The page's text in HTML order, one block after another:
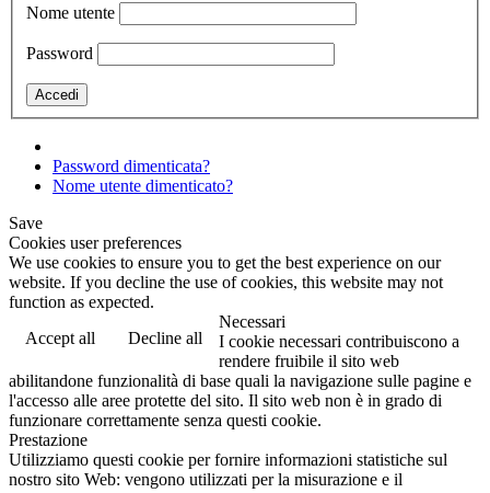
Nome utente
Password
Password dimenticata?
Nome utente dimenticato?
Save
Cookies user preferences
We use cookies to ensure you to get the best experience on our
website. If you decline the use of cookies, this website may not
function as expected.
Accept all
Decline all
Necessari
I cookie necessari contribuiscono a
rendere fruibile il sito web
abilitandone funzionalità di base quali la navigazione sulle pagine e
l'accesso alle aree protette del sito. Il sito web non è in grado di
funzionare correttamente senza questi cookie.
Prestazione
Utilizziamo questi cookie per fornire informazioni statistiche sul
nostro sito Web: vengono utilizzati per la misurazione e il